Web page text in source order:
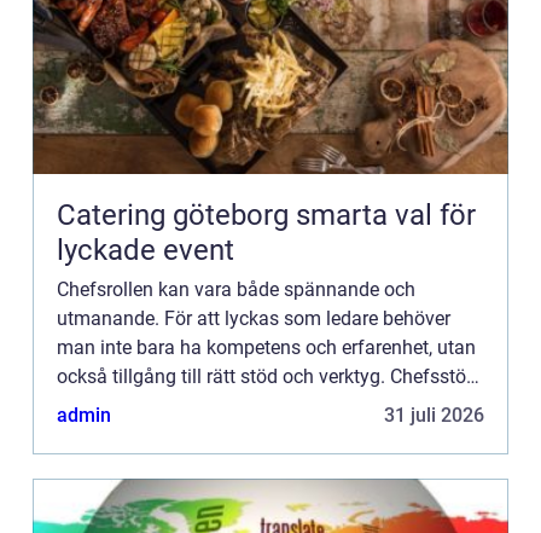
Catering göteborg smarta val för
lyckade event
Chefsrollen kan vara både spännande och
utmanande. För att lyckas som ledare behöver
man inte bara ha kompetens och erfarenhet, utan
också tillgång till rätt stöd och verktyg. Chefsstöd
spelar en avg&ou...
admin 31 juli 2026